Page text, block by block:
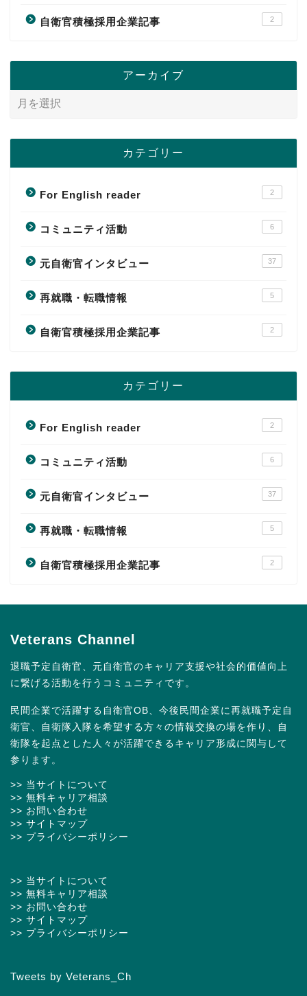
自衛官積極採用企業記事 2
アーカイブ
カテゴリー
For English reader 2
コミュニティ活動 6
元自衛官インタビュー 37
再就職・転職情報 5
自衛官積極採用企業記事 2
カテゴリー
For English reader 2
コミュニティ活動 6
元自衛官インタビュー 37
再就職・転職情報 5
自衛官積極採用企業記事 2
Veterans Channel
退職予定自衛官、元自衛官のキャリア支援や社会的価値向上
に繋げる活動を行うコミュニティです。
民間企業で活躍する自衛官OB、今後民間企業に再就職予定自
衛官、自衛隊入隊を希望する方々の情報交換の場を作り、自
衛隊を起点とした人々が活躍できるキャリア形成に関与して
参ります。
>> 当サイトについて
>> 無料キャリア相談
>> お問い合わせ
>> サイトマップ
>> プライバシーポリシー
>> 当サイトについて
>> 無料キャリア相談
>> お問い合わせ
>> サイトマップ
>> プライバシーポリシー
Tweets by Veterans_Ch